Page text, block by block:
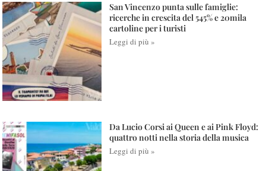
San Vincenzo punta sulle famiglie:
ricerche in crescita del 545% e 20mila
cartoline per i turisti
Leggi di più »
Da Lucio Corsi ai Queen e ai Pink Floyd:
quattro notti nella storia della musica
Leggi di più »